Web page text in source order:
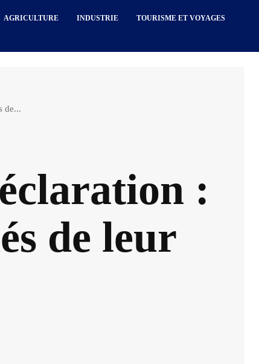
AGRICULTURE INDUSTRIE TOURISME ET VOYAGES
de...
:
de leur